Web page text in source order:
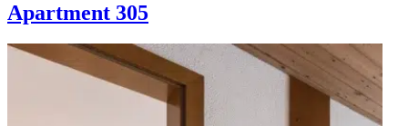
Apartment 305